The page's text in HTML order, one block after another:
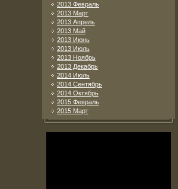
2013 Февраль
2013 Март
2013 Апрель
2013 Май
2013 Июнь
2013 Июль
2013 Ноябрь
2013 Декабрь
2014 Июль
2014 Сентябрь
2014 Октябрь
2015 Февраль
2015 Март